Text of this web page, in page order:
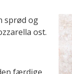
sprød og
ost.